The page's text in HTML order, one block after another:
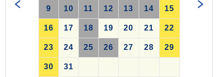
9 10 11 12 13 14 15
16 17 18 19 20 21 22
23 24 25 26 27 28 29
30 31